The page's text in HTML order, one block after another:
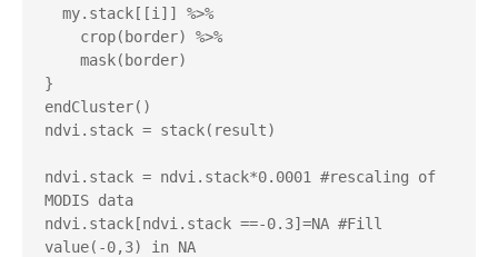
my.stack[[i]] %>%
crop(border) %>%
mask(border)
}
endCluster()
ndvi.stack = stack(result)
ndvi.stack = ndvi.stack*0.0001 #rescaling of
MODIS data
ndvi.stack[ndvi.stack ==-0.3]=NA #Fill
value(-0,3) in NA